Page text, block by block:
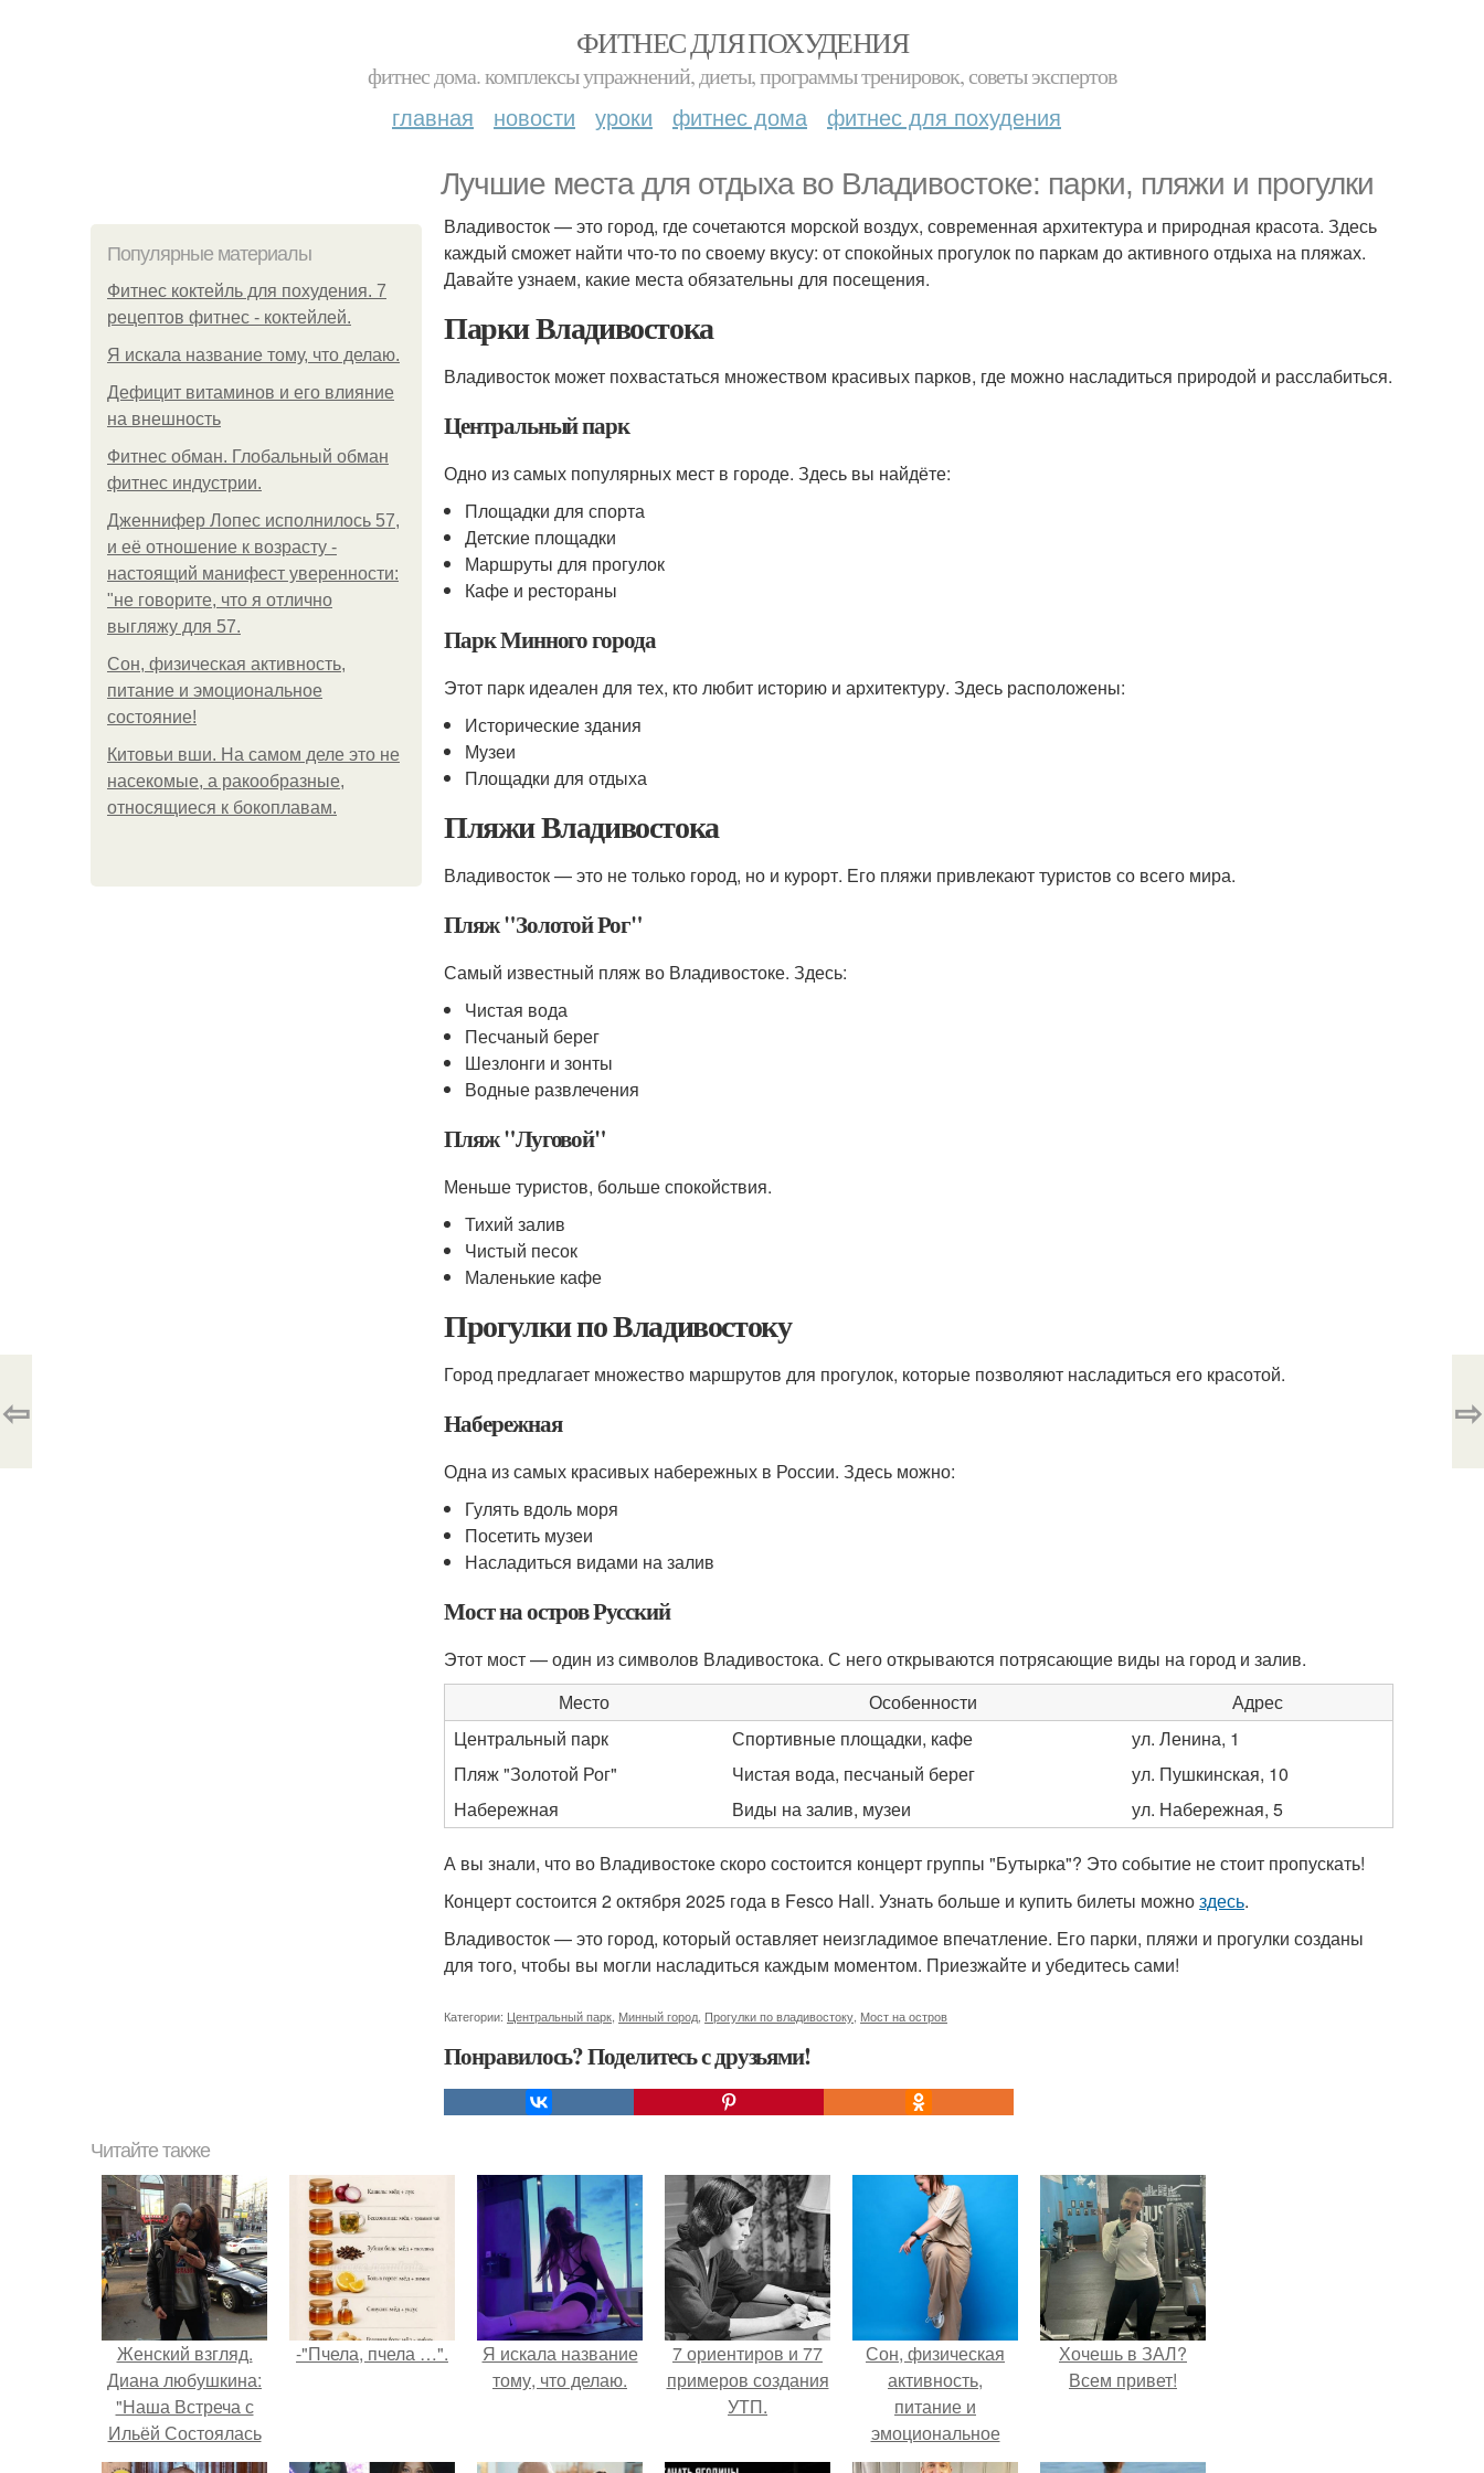
ФИТНЕС ДЛЯ ПОХУДЕНИЯ
фитнес дома. комплексы упражнений, диеты, программы тренировок, советы экспертов
главная новости уроки фитнес дома фитнес для похудения
Лучшие места для отдыха во Владивостоке: парки, пляжи и прогулки
Популярные материалы
Фитнес коктейль для похудения. 7
рецептов фитнес - коктейлей.
Я искала название тому, что делаю.
Дефицит витаминов и его влияние
на внешность
Фитнес обман. Глобальный обман
фитнес индустрии.
Дженнифер Лопес исполнилось 57,
и её отношение к возрасту -
настоящий манифест уверенности:
"не говорите, что я отлично
выгляжу для 57.
Сон, физическая активность,
питание и эмоциональное
состояние!
Китовьи вши. На самом деле это не
насекомые, а ракообразные,
относящиеся к бокоплавам.
Владивосток — это город, где сочетаются морской воздух, современная архитектура и природная красота. Здесь
каждый сможет найти что-то по своему вкусу: от спокойных прогулок по паркам до активного отдыха на пляжах.
Давайте узнаем, какие места обязательны для посещения.
Парки Владивостока
Владивосток может похвастаться множеством красивых парков, где можно насладиться природой и расслабиться.
Центральный парк
Одно из самых популярных мест в городе. Здесь вы найдёте:
Площадки для спорта
Детские площадки
Маршруты для прогулок
Кафе и рестораны
Парк Минного города
Этот парк идеален для тех, кто любит историю и архитектуру. Здесь расположены:
Исторические здания
Музеи
Площадки для отдыха
Пляжи Владивостока
Владивосток — это не только город, но и курорт. Его пляжи привлекают туристов со всего мира.
Пляж "Золотой Рог"
Самый известный пляж во Владивостоке. Здесь:
Чистая вода
Песчаный берег
Шезлонги и зонты
Водные развлечения
Пляж "Луговой"
Меньше туристов, больше спокойствия.
Тихий залив
Чистый песок
Маленькие кафе
Прогулки по Владивостоку
Город предлагает множество маршрутов для прогулок, которые позволяют насладиться его красотой.
Набережная
Одна из самых красивых набережных в России. Здесь можно:
Гулять вдоль моря
Посетить музеи
Насладиться видами на залив
Мост на остров Русский
Этот мост — один из символов Владивостока. С него открываются потрясающие виды на город и залив.
Место
Особенности
Адрес
Центральный парк
Спортивные площадки, кафе
ул. Ленина, 1
Пляж "Золотой Рог"
Чистая вода, песчаный берег
ул. Пушкинская, 10
Набережная
Виды на залив, музеи ул. Набережная, 5
А вы знали, что во Владивостоке скоро состоится концерт группы "Бутырка"? Это событие не стоит пропускать!
Концерт состоится 2 октября 2025 года в Fesco Hall. Узнать больше и купить билеты можноздесь.
Владивосток — это город, который оставляет неизгладимое впечатление. Его парки, пляжи и прогулки созданы
для того, чтобы вы могли насладиться каждым моментом. Приезжайте и убедитесь сами!
Категории: Центральный парк Минный город Прогулки по владивостоку Мост на остров
Понравилось? Поделитесь с друзьями!
⇦ ⇨
Читайте также
Женский взгляд.
Диана любушкина:
"Наша Встреча с
Ильёй Состоялась
Спустя 3 Года с
-"Пчела, пчела …".
Я искала название
тому, что делаю.
7 ориентиров и 77
примеров создания
УТП.
Сон, физическая
активность,
питание и
эмоциональное
состояние!
Хочешь в ЗАЛ?
Всем привет!